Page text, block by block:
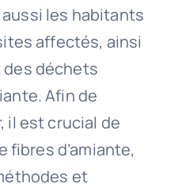
aussi les habitants
affectés, ainsi
déchets
Afin de
il est crucial de
fibres d’amiante,
et